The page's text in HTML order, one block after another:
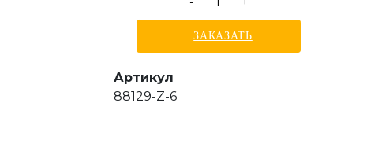
ЗАКАЗАТЬ
Артикул
88129-Z-6